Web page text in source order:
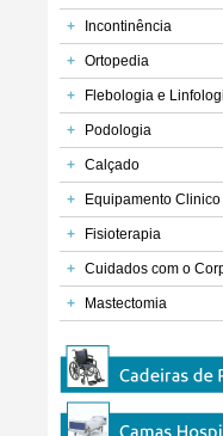
+ Incontinência
+ Ortopedia
+ Flebologia e
+ Podologia
+ Calçado
+ Equipamento
+ Fisioterapia
+ Cuidados com o
+ Mastectomia
Andarilho Banjo